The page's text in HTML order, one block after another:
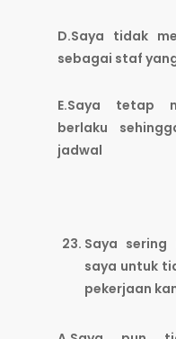
D.Saya tidak
sebagai staf
E.Saya tetap
berlaku
jadwal
Saya sering
saya untuk
pekerjaan